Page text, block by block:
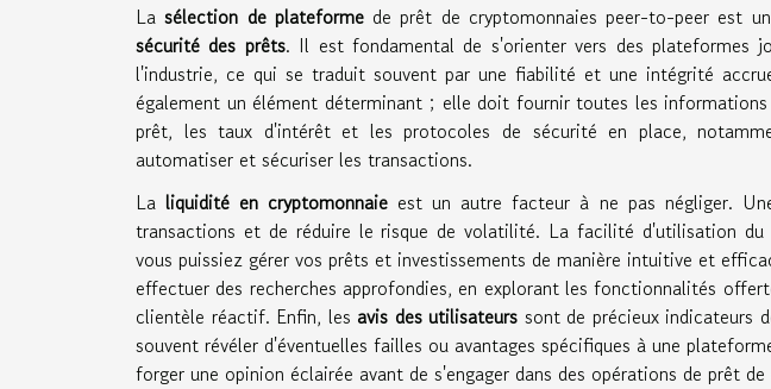
Lasélection de plateformede prêt de cryptomonnaies peer-to-peer est
sécurité des prêts. Il est fondamental de s'orienter vers des plateformes
l'industrie, ce qui se traduit souvent par une fiabilité et une intégrité
également un élément déterminant ; elle doit fournir toutes les
prêt, les taux d'intérêt et les protocoles de sécurité en place,
automatiser et sécuriser les transactions.
La liquidité en cryptomonnaie est un autre facteur à ne pas négliger.
transactions et de réduire le risque de volatilité. La facilité d'utilisation
vous puissiez gérer vos prêts et investissements de manière intuitive et
effectuer des recherches approfondies, en explorant les fonctionnalités
clientèle réactif. Enfin, les avis des utilisateurs sont de précieux indicateurs
souvent révéler d'éventuelles failles ou avantages spécifiques à une
forger une opinion éclairée avant de s'engager dans des opérations de prêt